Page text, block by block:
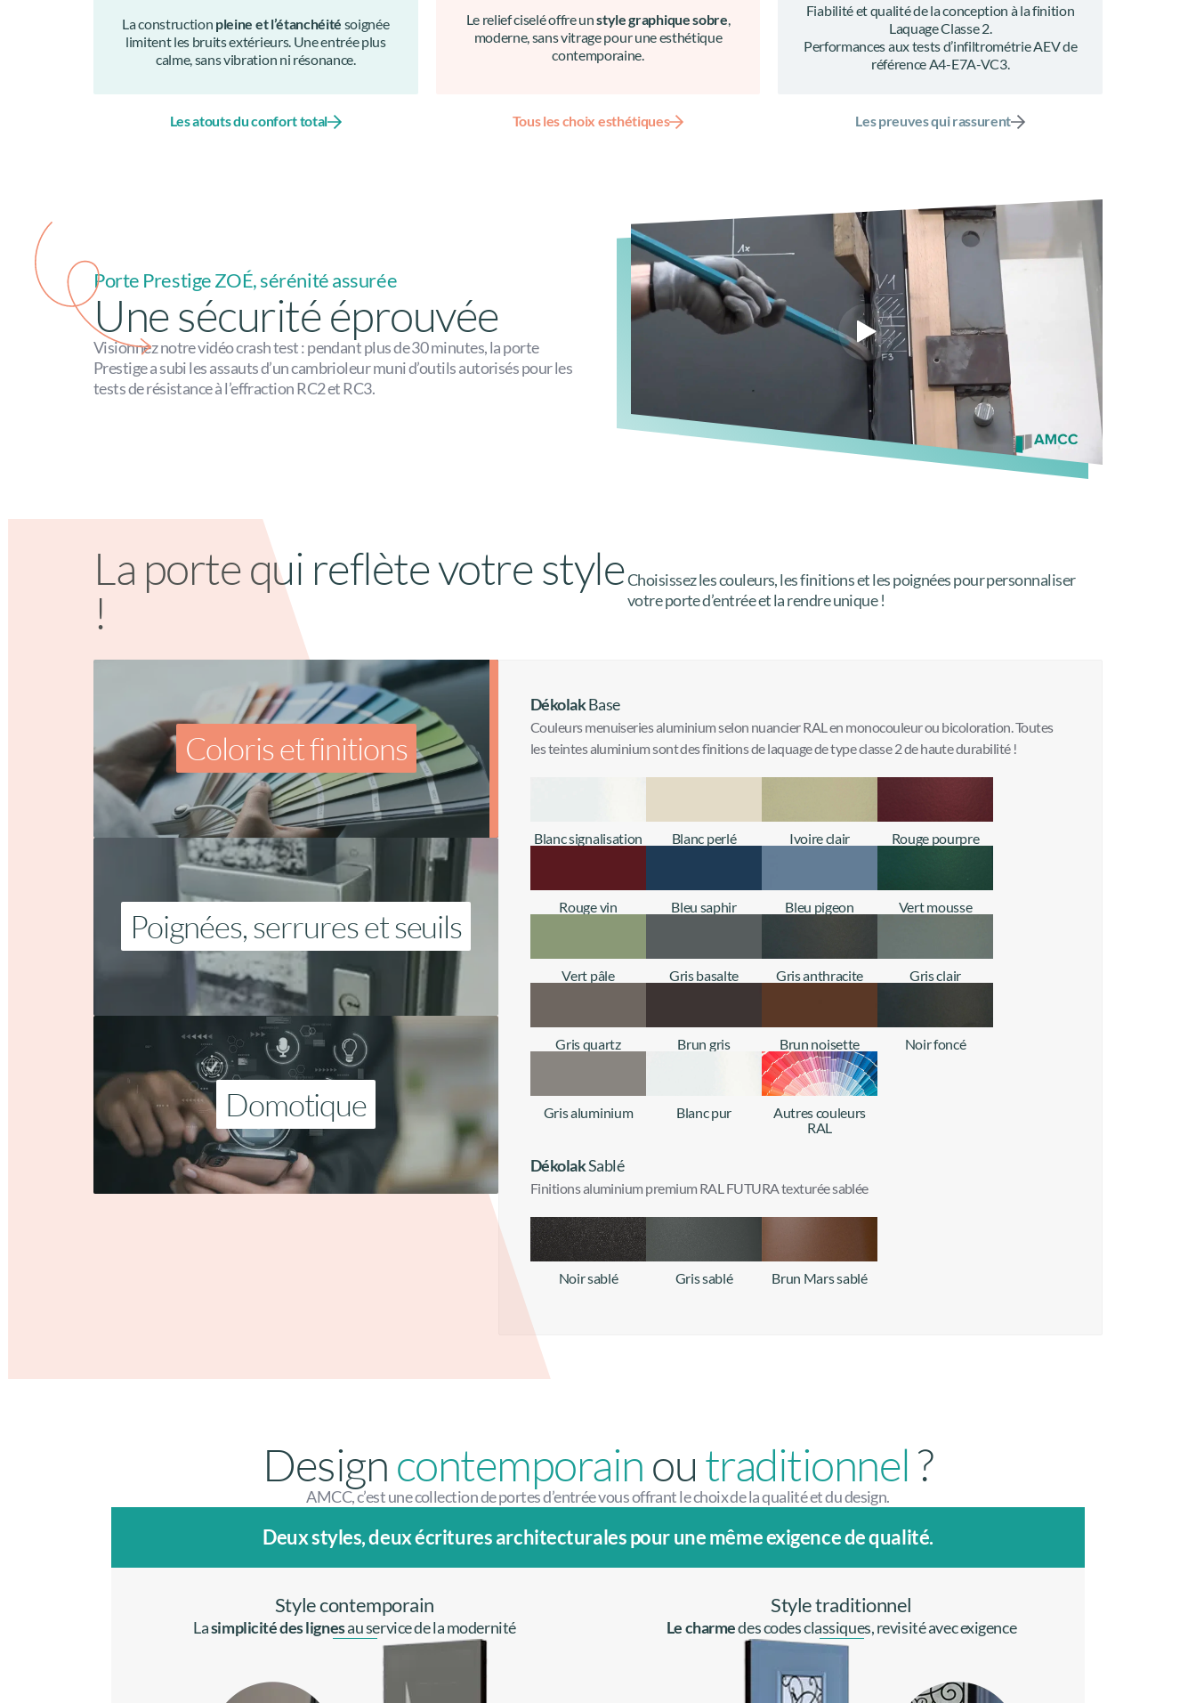
La construction pleine et l’étanchéité soignée
limitent les bruits extérieurs. Une entrée plus
calme, sans vibration ni résonance.
Les atouts du confort total
Le relief ciselé offre unstyle graphique sobre,
moderne, sans vitrage pour une esthétique
contemporaine.
Tous les choix esthétiques
Fiabilité et qualité de la conception à la finition
Laquage Classe 2.
Performances aux tests d’infiltrométrie AEV de
référence A4-E7A-VC3.
Les preuves qui rassurent
Porte Prestige ZOÉ, sérénité assurée
Une sécurité éprouvée
Visionnez notre vidéo crash test : pendant plus de 30 minutes, la porte
Prestige a subi les assauts d’un cambrioleur muni d’outils autorisés pour les
tests de résistance à l’effraction RC2 et RC3.
La porte qui reflète votre style
!
Choisissez les couleurs, les finitions et les poignées pour personnaliser
votre porte d’entrée et la rendre unique !
Coloris et finitions
Poignées, serrures et seuils
Domotique
DékolakBase
Couleurs menuiseries aluminium selon nuancier RAL en monocouleur ou bicoloration. Toutes
les teintes aluminium sont des finitions de laquage de type classe 2 de haute durabilité !
Blanc signalisation Blanc perlé Ivoire clair Rouge pourpre
Rouge vin Bleu saphir Bleu pigeon Vert mousse
Vert pâle Gris basalte Gris anthracite Gris clair
Gris quartz Brun gris Brun noisette
+ d'infos
Noir foncé
Gris aluminium Blanc pur
Autres couleurs
RAL
DékolakSablé
Finitions aluminium premium RAL FUTURA texturée sablée
Noir sablé Gris sablé Brun Mars sablé
Designcontemporainoutraditionnel?
AMCC, c’est une collection de portes d’entrée vous offrant le choix de la qualité et du design.
Deux styles, deux écritures architecturales pour une même exigence de qualité.
Style contemporain
Lasimplicité des lignesau service de la modernité
Style traditionnel
Le charmedes codes classiques, revisité avec exigence